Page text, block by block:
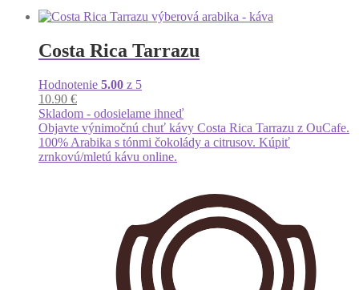
popularity
Costa Rica Tarrazu
Hodnotenie 5.00 z 5
10.90 €
Skladom - odosielame ihneď
Objavte výnimočnú chuť kávy Costa Rica Tarrazu z OuCafe.
100% Arabika s tónmi čokolády a citrusov. Kúpiť
zrnkovú/mletú kávu online.